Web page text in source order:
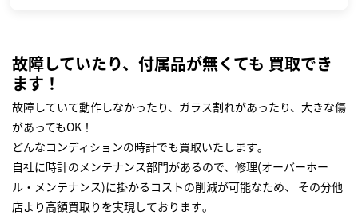
故障していたり、付属品が無くても 買取でき
ます！
故障していて動作しなかったり、ガラス割れがあったり、大きな傷
があってもOK！
どんなコンディションの時計でも買取いたします｡
自社に時計のメンテナンス部門があるので、修理(オーバーホー
ル・メンテナンス)に掛かるコストの削減が可能なため、 その分他
店より高額買取りを実現しております｡